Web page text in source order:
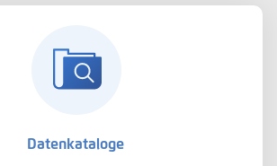
Datenkataloge